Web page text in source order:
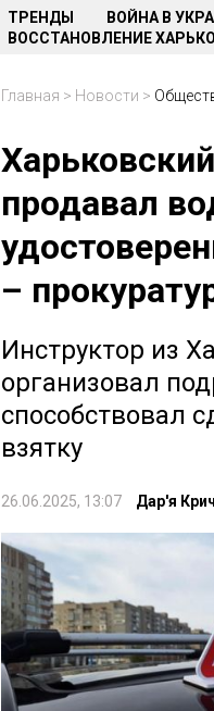
ТРЕНДЫ
ВОЙНА В
ВОССТАНОВЛЕНИЕ
Главная > Новости >
продавал
–
Инструктор из
организовал
способствовал
взятку
26.06.2025, 13:07 Дар'я